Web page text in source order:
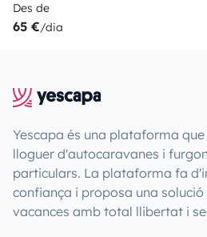
Des de
65 €/dia
Yescapa és una plataforma
lloguer d'autocaravanes i
particulars. La plataforma fa
confiança i proposa una solució
vacances amb total llibertat i